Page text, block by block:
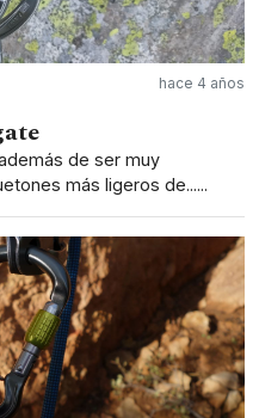
hace 4 años
de ser muy
más ligeros de......